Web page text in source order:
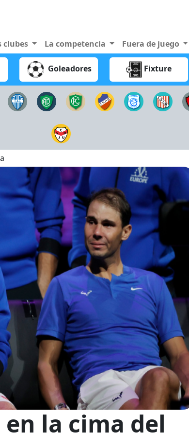
clubes La competencia Fuera de juego
Goleadores Fixture
en la cima del